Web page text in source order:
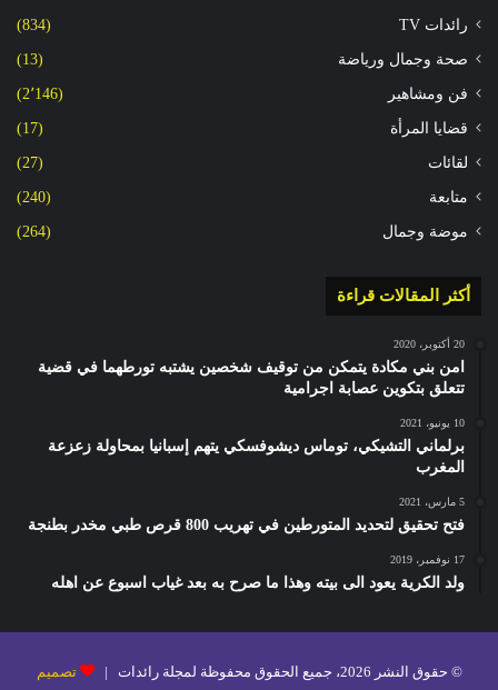
رائدات TV (834)
صحة وجمال ورياضة (13)
فن ومشاهير (2٬146)
قضايا المرأة (17)
لقائات (27)
متابعة (240)
موضة وجمال (264)
أكثر المقالات قراءة
20 أكتوبر، 2020
امن بني مكادة يتمكن من توقيف شخصين يشتبه تورطهما في قضية
تتعلق بتكوين عصابة اجرامية
10 يونيو، 2021
برلماني التشيكي، توماس ديشوفسكي يتهم إسبانيا بمحاولة زعزعة
المغرب
5 مارس، 2021
فتح تحقيق لتحديد المتورطين في تهريب 800 قرص طبي مخدر بطنجة
17 نوفمبر، 2019
ولد الكرية يعود الى بيته وهذا ما صرح به بعد غياب اسبوع عن اهله
© حقوق النشر 2026، جميع الحقوق محفوظة لمجلة رائدات | تصميم